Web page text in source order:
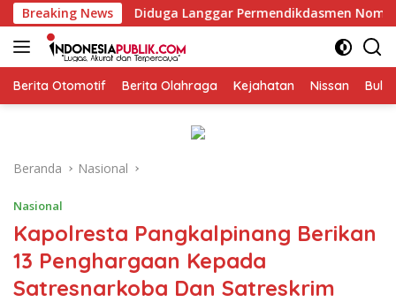
Langsung
ke
konten
Breaking News
Diduga Langgar Permendikdasmen Nomor 7 Tahun 2025,
Berita Otomotif Berita Olahraga Kejahatan Nissan
Beranda Nasional
Nasional
Kapolresta Pangkalpinang Berikan
13 Penghargaan Kepada
Satresnarkoba Dan Satreskrim